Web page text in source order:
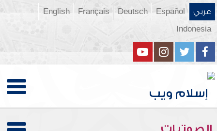
عربي Español
Deutsch
Français
English
Indonesia